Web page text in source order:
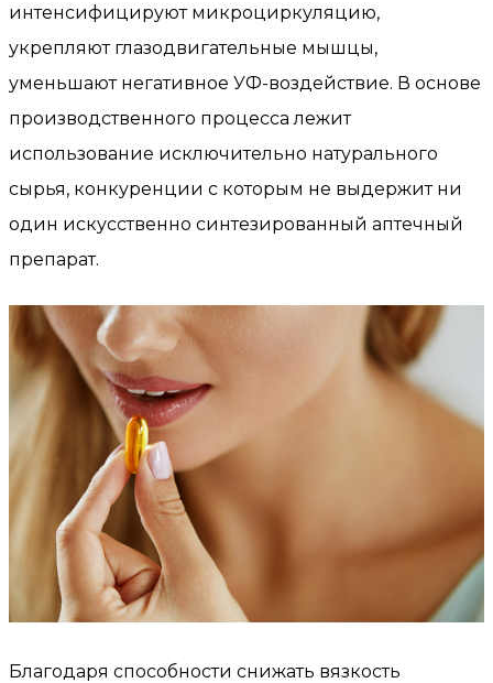
интенсифицируют микроциркуляцию,
укрепляют глазодвигательные мышцы,
уменьшают негативное УФ-воздействие. В основе
производственного процесса лежит
использование исключительно натурального
сырья, конкуренции с которым не выдержит ни
один искусственно синтезированный аптечный
препарат.
Благодаря способности снижать вязкость